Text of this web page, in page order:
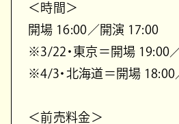
＜時間＞
開場 16:00／開演 17:00
※3/22・東京＝開場 19:00
※4/3・北海道＝開場 18:00
＜前売料金＞